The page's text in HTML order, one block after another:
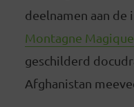
deelnamen aan de
Montagne Magique
geschilderd
Afghanistan